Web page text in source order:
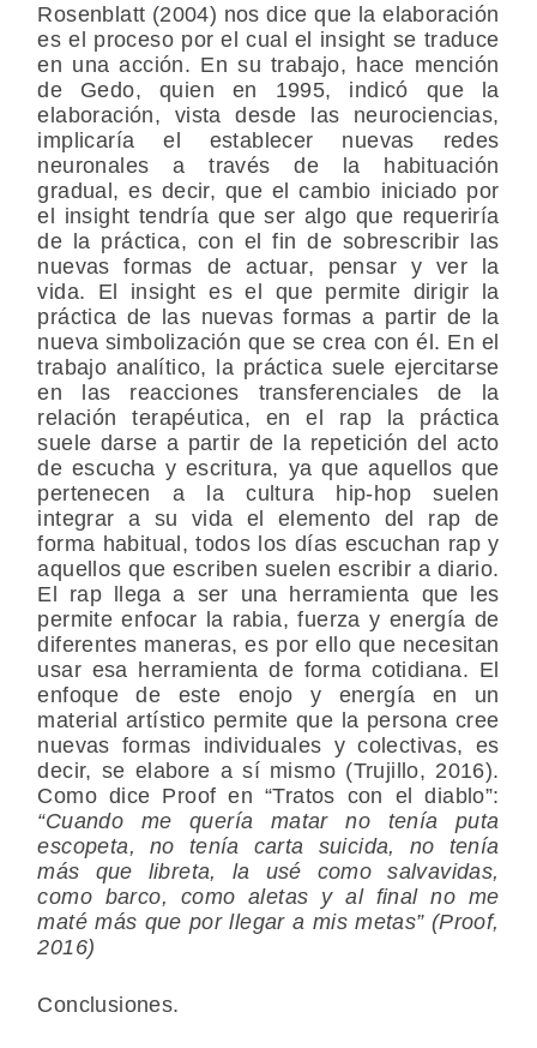
Rosenblatt (2004) nos dice que la elaboración
es el proceso por el cual el insight se traduce
en una acción. En su trabajo, hace mención
de Gedo, quien en 1995, indicó que la
elaboración, vista desde las neurociencias,
implicaría el establecer nuevas redes
neuronales a través de la habituación
gradual, es decir, que el cambio iniciado por
el insight tendría que ser algo que requeriría
de la práctica, con el fin de sobrescribir las
nuevas formas de actuar, pensar y ver la
vida. El insight es el que permite dirigir la
práctica de las nuevas formas a partir de la
nueva simbolización que se crea con él. En el
trabajo analítico, la práctica suele ejercitarse
en las reacciones transferenciales de la
relación terapéutica, en el rap la práctica
suele darse a partir de la repetición del acto
de escucha y escritura, ya que aquellos que
pertenecen a la cultura hip-hop suelen
integrar a su vida el elemento del rap de
forma habitual, todos los días escuchan rap y
aquellos que escriben suelen escribir a diario.
El rap llega a ser una herramienta que les
permite enfocar la rabia, fuerza y energía de
diferentes maneras, es por ello que necesitan
usar esa herramienta de forma cotidiana. El
enfoque de este enojo y energía en un
material artístico permite que la persona cree
nuevas formas individuales y colectivas, es
decir, se elabore a sí mismo (Trujillo, 2016).
Como dice Proof en “Tratos con el diablo”:
“Cuando me quería matar no tenía puta
escopeta, no tenía carta suicida, no tenía
más que libreta, la usé como salvavidas,
como barco, como aletas y al final no me
maté más que por llegar a mis metas” (Proof,
2016)
Conclusiones.